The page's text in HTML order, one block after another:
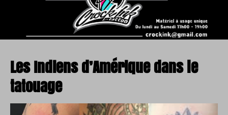
Les Indiens d’Amérique dans le
tatouage